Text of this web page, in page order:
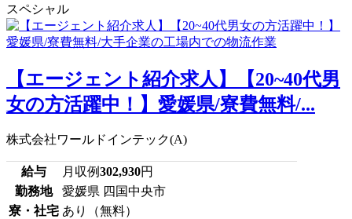
スペシャル
【エージェント紹介求人】【20~40代男
女の方活躍中！】愛媛県/寮費無料/...
株式会社ワールドインテック(A)
給与 月収例302,930円
勤務地
愛媛県 四国中央市
寮・社宅 あり（無料）